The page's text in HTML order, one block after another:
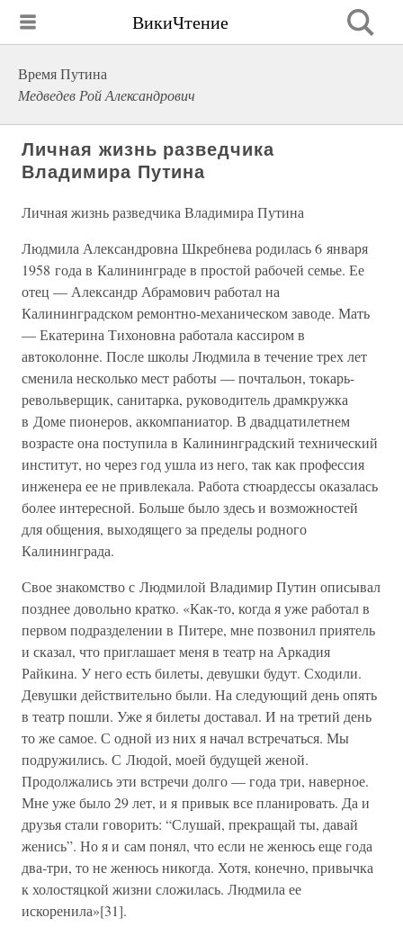
ВикиЧтение
Время Путина
Медведев Рой Александрович
Личная жизнь разведчика
Владимира Путина
Личная жизнь разведчика Владимира Путина
Людмила Александровна Шкребнева родилась 6 января
1958 года в Калининграде в простой рабочей семье. Ее
отец — Александр Абрамович работал на
Калининградском ремонтно-механическом заводе. Мать
— Екатерина Тихоновна работала кассиром в
автоколонне. После школы Людмила в течение трех лет
сменила несколько мест работы — почтальон, токарь-
револьверщик, санитарка, руководитель драмкружка
в Доме пионеров, аккомпаниатор. В двадцатилетнем
возрасте она поступила в Калининградский технический
институт, но через год ушла из него, так как профессия
инженера ее не привлекала. Работа стюардессы оказалась
более интересной. Больше было здесь и возможностей
для общения, выходящего за пределы родного
Калининграда.
Свое знакомство с Людмилой Владимир Путин описывал
позднее довольно кратко. «Как-то, когда я уже работал в
первом подразделении в Питере, мне позвонил приятель
и сказал, что приглашает меня в театр на Аркадия
Райкина. У него есть билеты, девушки будут. Сходили.
Девушки действительно были. На следующий день опять
в театр пошли. Уже я билеты доставал. И на третий день
то же самое. С одной из них я начал встречаться. Мы
подружились. С Людой, моей будущей женой.
Продолжались эти встречи долго — года три, наверное.
Мне уже было 29 лет, и я привык все планировать. Да и
друзья стали говорить: “Слушай, прекращай ты, давай
женись”. Но я и сам понял, что если не женюсь еще года
два-три, то не женюсь никогда. Хотя, конечно, привычка
к холостяцкой жизни сложилась. Людмила ее
искоренила»[31].